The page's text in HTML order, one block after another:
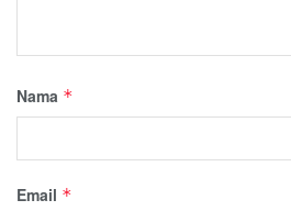
Nama *
Email *